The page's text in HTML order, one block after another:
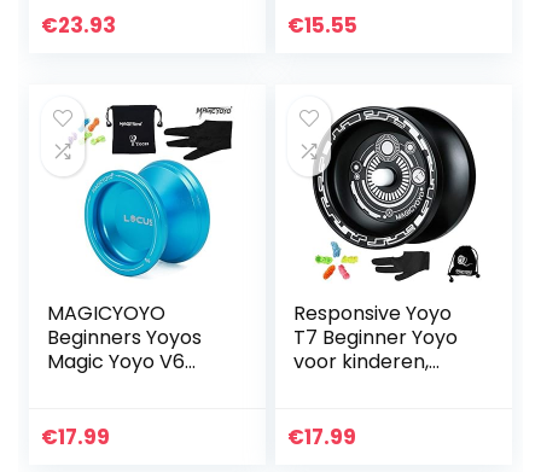
(gesorteerde
€23.93
modellen
€15.55
MAGICYOYO
Beginners Yoyos
Magic Yoyo V6
Responsive Yo-yos
€17.99
Responsive Yoyo
T7 Beginner Yoyo
voor kinderen,
met smal C-lager,
€17.99